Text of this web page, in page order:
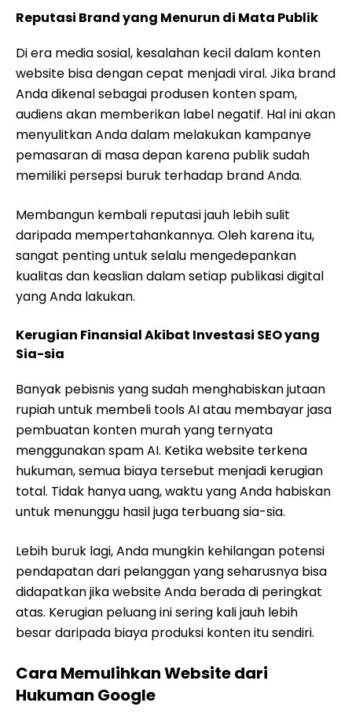
Reputasi Brand yang Menurun di Mata Publik
Di era media sosial, kesalahan kecil dalam konten
website bisa dengan cepat menjadi viral. Jika brand
Anda dikenal sebagai produsen konten spam,
audiens akan memberikan label negatif. Hal ini akan
menyulitkan Anda dalam melakukan kampanye
pemasaran di masa depan karena publik sudah
memiliki persepsi buruk terhadap brand Anda.
Membangun kembali reputasi jauh lebih sulit
daripada mempertahankannya. Oleh karena itu,
sangat penting untuk selalu mengedepankan
kualitas dan keaslian dalam setiap publikasi digital
yang Anda lakukan.
Kerugian Finansial Akibat Investasi SEO yang
Sia-sia
Banyak pebisnis yang sudah menghabiskan jutaan
rupiah untuk membeli tools AI atau membayar jasa
pembuatan konten murah yang ternyata
menggunakan spam AI. Ketika website terkena
hukuman, semua biaya tersebut menjadi kerugian
total. Tidak hanya uang, waktu yang Anda habiskan
untuk menunggu hasil juga terbuang sia-sia.
Lebih buruk lagi, Anda mungkin kehilangan potensi
pendapatan dari pelanggan yang seharusnya bisa
didapatkan jika website Anda berada di peringkat
atas. Kerugian peluang ini sering kali jauh lebih
besar daripada biaya produksi konten itu sendiri.
Cara Memulihkan Website dari
Hukuman Google